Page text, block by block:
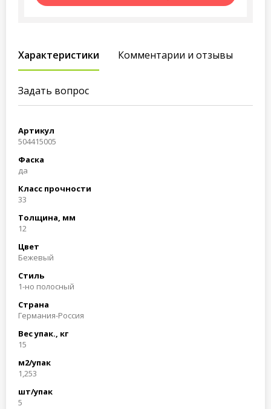
Характеристики Комментарии и отзывы
Задать вопрос
Артикул
504415005
Фаска
да
Класс прочности
33
Толщина, мм
12
Цвет
Бежевый
Стиль
1-но полосный
Страна
Германия-Россия
Вес упак., кг
15
м2/упак
1,253
шт/упак
5